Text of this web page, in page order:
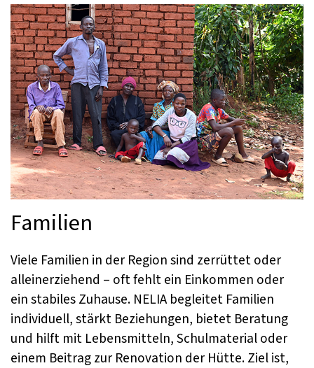
Familien
Viele Familien in der Region sind zerrüttet oder
alleinerziehend – oft fehlt ein Einkommen oder
ein stabiles Zuhause. NELIA begleitet Familien
individuell, stärkt Beziehungen, bietet Beratung
und hilft mit Lebensmitteln, Schulmaterial oder
einem Beitrag zur Renovation der Hütte. Ziel ist,